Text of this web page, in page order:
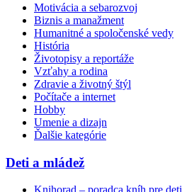
Motivácia a sebarozvoj
Biznis a manažment
Humanitné a spoločenské vedy
História
Životopisy a reportáže
Vzťahy a rodina
Zdravie a životný štýl
Počítače a internet
Hobby
Umenie a dizajn
Ďalšie kategórie
Deti a mládež